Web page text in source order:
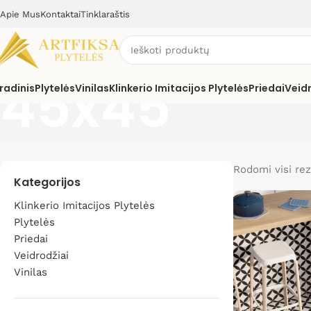
Apie MusKontaktaiTinklaraštis
PlytelėsVinilasKlinkerio Imitacijos PlytelėsPriedai
45x45
Kategorijos
Klinkerio Imitacijos Plytelės
Plytelės
Priedai
Veidrodžiai
Vinilas
Rodomi visi